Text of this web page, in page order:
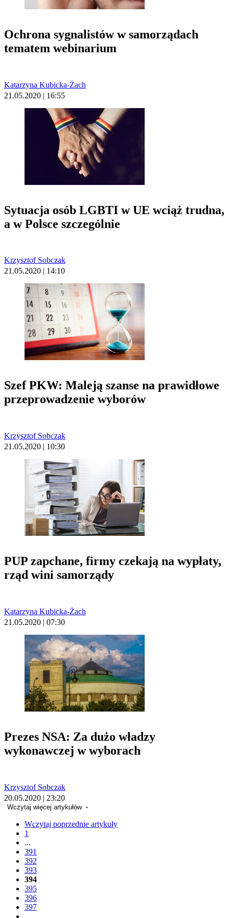
Ochrona sygnalistów w samorządach
tematem webinarium
Katarzyna Kubicka-Żach
21.05.2020 | 16:55
Sytuacja osób LGBTI w UE wciąż trudna,
a w Polsce szczególnie
Krzysztof Sobczak
21.05.2020 | 14:10
Szef PKW: Maleją szanse na prawidłowe
przeprowadzenie wyborów
Krzysztof Sobczak
21.05.2020 | 10:30
PUP zapchane, firmy czekają na wypłaty,
rząd wini samorządy
Katarzyna Kubicka-Żach
21.05.2020 | 07:30
Prezes NSA: Za dużo władzy
wykonawczej w wyborach
Krzysztof Sobczak
20.05.2020 | 23:20
Wczytaj więcej artykułów
Wczytaj poprzednie artykuły
1
...
391
392
393
394
395
396
397
...